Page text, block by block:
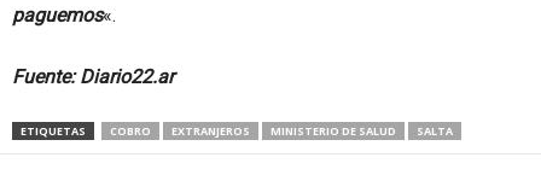
paguemos«.
Fuente: Diario22.ar
ETIQUETAS COBRO EXTRANJEROS MINISTERIO DE SALUD SALTA